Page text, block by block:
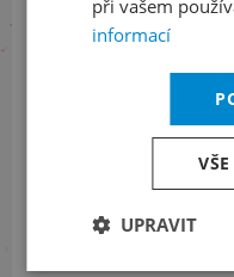
+420
při vašem
informací
UPRAVIT